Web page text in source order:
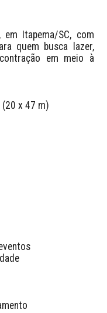
Itapema/SC, com
quem busca lazer,
em meio à
(20 x 47 m)